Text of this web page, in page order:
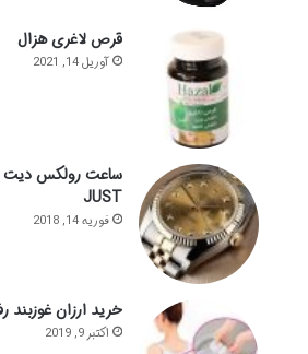
قرص لاغری هزال
آوریل 14, 2021
JUST
فوریه 14, 2018
خرید ارزان غوزبند
اکتبر 9, 2019